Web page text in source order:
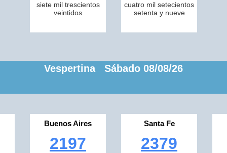
siete mil trescientos
veintidos
cuatro mil setecientos
setenta y nueve
Vespertina Sábado 08/08/26
Buenos Aires
2197
Santa Fe
2379